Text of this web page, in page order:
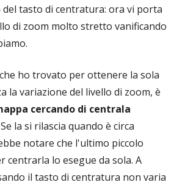
tasto di centratura: ora vi porta
di zoom molto stretto vanificando
ho trovato per ottenere la sola
la variazione del livello di zoom, è
cercando di centrala
la si rilascia quando è circa
notare che l'ultimo piccolo
centrarla lo esegue da sola. A
il tasto di centratura non varia